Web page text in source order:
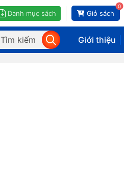
Danh mục sách
0
Giỏ sách
Tìm kiếm Giới thiệu